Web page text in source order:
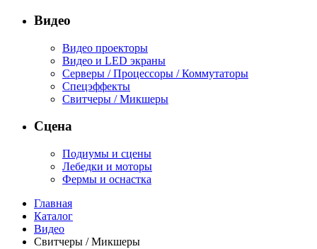
Видео
Видео проекторы
Видео и LED экраны
Серверы / Процессоры / Коммутаторы
Спецэффекты
Свитчеры / Микшеры
Сцена
Подиумы и сцены
Лебедки и моторы
Фермы и оснастка
Главная
Каталог
Видео
Свитчеры / Микшеры